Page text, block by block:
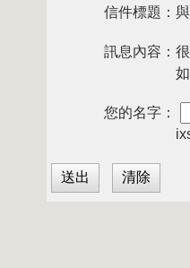
信件標題：
訊息內容：
您的名字：